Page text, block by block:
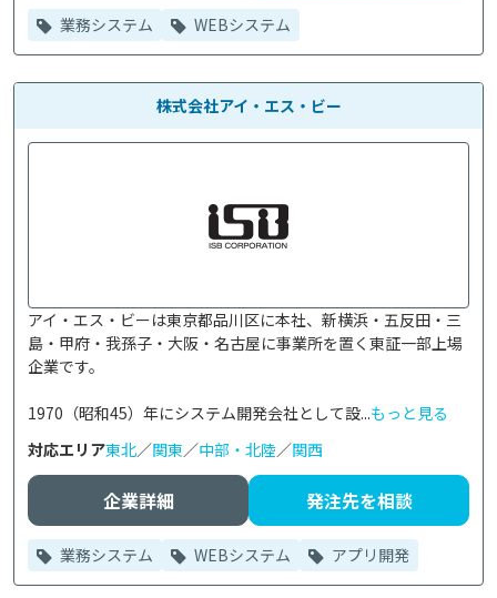
業務システム WEBシステム
株式会社アイ・エス・ビー
アイ・エス・ビーは東京都品川区に本社、新横浜・五反田・三
島・甲府・我孫子・大阪・名古屋に事業所を置く東証一部上場
企業です。
1970（昭和45）年にシステム開発会社として設...もっと見る
対応エリア東北／関東／中部・北陸／関西
企業詳細 発注先を相談
業務システム WEBシステム アプリ開発